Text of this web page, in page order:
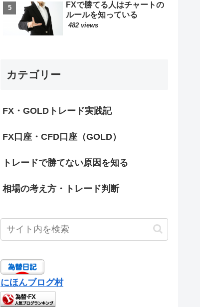
FXで勝てる人はチャートの
ルールを知っている
482 views
カテゴリー
FX・GOLDトレード実践記
FX口座・CFD口座（GOLD）
トレードで勝てない原因を知る
相場の考え方・トレード判断
にほんブログ村